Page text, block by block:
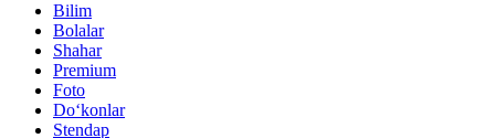
Bilim
Bolalar
Shahar
Premium
Foto
Do‘konlar
Stendap